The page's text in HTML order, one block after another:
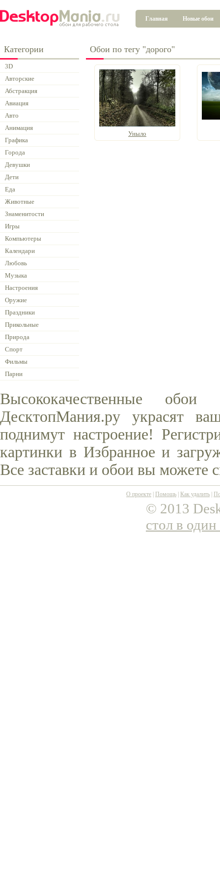
Главная Новые обои
Категории
3D
Авторские
Абстракция
Авиация
Авто
Анимация
Графика
Города
Девушки
Дети
Еда
Животные
Знаменитости
Игры
Компьютеры
Календари
Любовь
Музыка
Настроения
Оружие
Праздники
Прикольные
Природа
Спорт
Фильмы
Парни
Обои по тегу "дорого"
Уныло
Высококачественные
ДесктопМания.ру украсят
поднимут настроение!
картинки в Избранное и
Все заставки и обои вы можете
О проекте Помощь Как удалить
© 2013
стол в